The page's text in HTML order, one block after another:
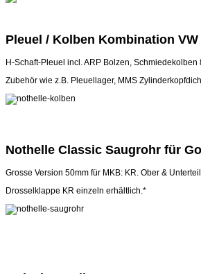
Pleuel / Kolben Kombination VW
H-Schaft-Pleuel incl. ARP Bolzen, Schmiedekolben
Zubehör wie z.B. Pleuellager, MMS
Nothelle Classic Saugrohr für
Grosse Version 50mm für MKB: KR. Ober &
Drosselklappe KR einzeln erhältlich.*